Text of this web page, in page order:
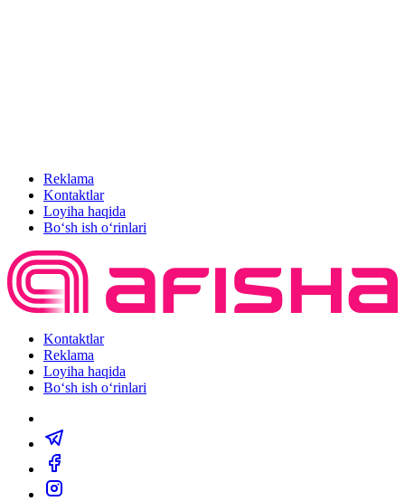
Reklama
Kontaktlar
Loyiha haqida
Bo‘sh ish o‘rinlari
Kontaktlar
Reklama
Loyiha haqida
Bo‘sh ish o‘rinlari